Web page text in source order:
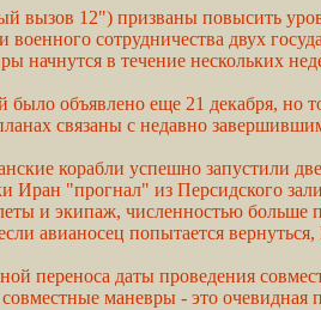
вызов 12") призваны повысить
сотрудничества двух
в течение нескольких
объявлено еще 21 декабря, но
связаны с недавно
корабли успешно запустили
Иран "прогнал" из Персидского
и экипаж, численностью больше
авианосец попытается
переноса даты проведения
маневры - это